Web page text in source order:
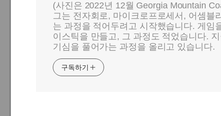
(사진은 2022년 12월 Georgia Mountain
그는 전자회로, 마이크로프로세서, 어셈블
는 과정을 적어두려고 시작했습니다. 게임
이스틱을 만들고, 그 과정도 적었습니다.
기심을 풀어가는 과정을 올리고 있습니다.
구독하기